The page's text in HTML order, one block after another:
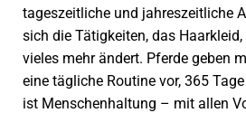
tageszeitliche und jahreszeitliche
sich die Tätigkeiten, das
vieles mehr ändert. Pferde geben
eine tägliche Routine vor, 365
ist Menschenhaltung – mit allen